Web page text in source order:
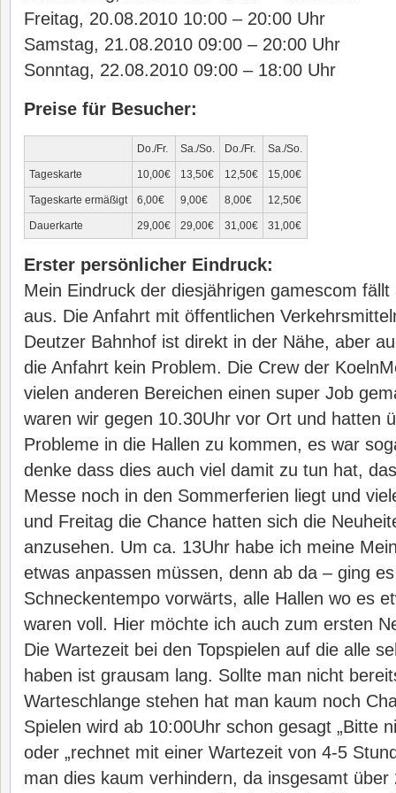
Freitag, 20.08.2010 10:00 – 20:00 Uhr
Samstag, 21.08.2010 09:00 – 20:00 Uhr
Sonntag, 22.08.2010 09:00 – 18:00 Uhr
Preise für Besucher:
Do./Fr. Sa./So. Do./Fr. Sa./So.
Tageskarte 10,00€ 13,50€ 12,50€ 15,00€
Tageskarte ermäßigt 6,00€ 9,00€ 8,00€ 12,50€
Dauerkarte 29,00€ 29,00€ 31,00€ 31,00€
Erster persönlicher Eindruck:
Mein Eindruck der diesjährigen gamescom
aus. Die Anfahrt mit öffentlichen
Deutzer Bahnhof ist direkt in der Nähe, aber
die Anfahrt kein Problem. Die Crew der
vielen anderen Bereichen einen super Job
waren wir gegen 10.30Uhr vor Ort und hatten
Probleme in die Hallen zu kommen, es war
denke dass dies auch viel damit zu tun hat,
Messe noch in den Sommerferien liegt und
und Freitag die Chance hatten sich die
anzusehen. Um ca. 13Uhr habe ich meine
etwas anpassen müssen, denn ab da – ging
Schneckentempo vorwärts, alle Hallen wo es
waren voll. Hier möchte ich auch zum ersten
Die Wartezeit bei den Topspielen auf die alle
haben ist grausam lang. Sollte man nicht
Warteschlange stehen hat man kaum noch
Spielen wird ab 10:00Uhr schon gesagt „Bitte
oder „rechnet mit einer Wartezeit von 4-5
man dies kaum verhindern, da insgesamt über